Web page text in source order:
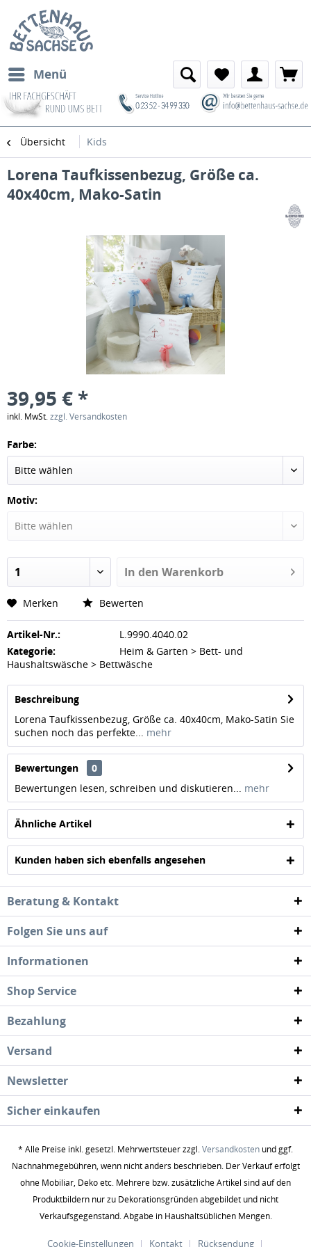
Menü
Übersicht Kids
Lorena Taufkissenbezug, Größe ca.
40x40cm, Mako-Satin
39,95 € *
inkl. MwSt.zzgl. Versandkosten
Farbe:
Motiv:
In den Warenkorb
Merken Bewerten
Artikel-Nr.:
L.9990.4040.02
Kategorie:
Heim & Garten > Bett- und
Haushaltswäsche > Bettwäsche
Beschreibung
Lorena Taufkissenbezug, Größe ca. 40x40cm, Mako-Satin Sie
suchen noch das perfekte... mehr
Bewertungen
0
Bewertungen lesen, schreiben und diskutieren... mehr
Ähnliche Artikel
Kunden haben sich ebenfalls angesehen
Beratung & Kontakt
Folgen Sie uns auf
Informationen
Shop Service
Bezahlung
Versand
Newsletter
Sicher einkaufen
* Alle Preise inkl. gesetzl. Mehrwertsteuer zzgl.Versandkosten und ggf.
Nachnahmegebühren, wenn nicht anders beschrieben. Der Verkauf erfolgt
ohne Mobiliar, Deko etc. Mehrere bzw. zusätzliche Artikel sind auf den
Produktbildern nur zu Dekorationsgründen abgebildet und nicht
Verkaufsgegenstand. Abgabe in Haushaltsüblichen Mengen.
Cookie-Einstellungen Kontakt Rücksendung